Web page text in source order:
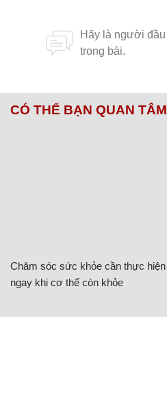
CÓ THỂ BẠN QUAN TÂM
Chăm sóc sức khỏe cần thực hiện
ngay khi cơ thể còn khỏe